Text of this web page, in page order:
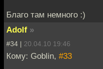
Благо там немного :)
Adolf »
#34 | 20.04.10 19:46
Кому: Goblin, #33